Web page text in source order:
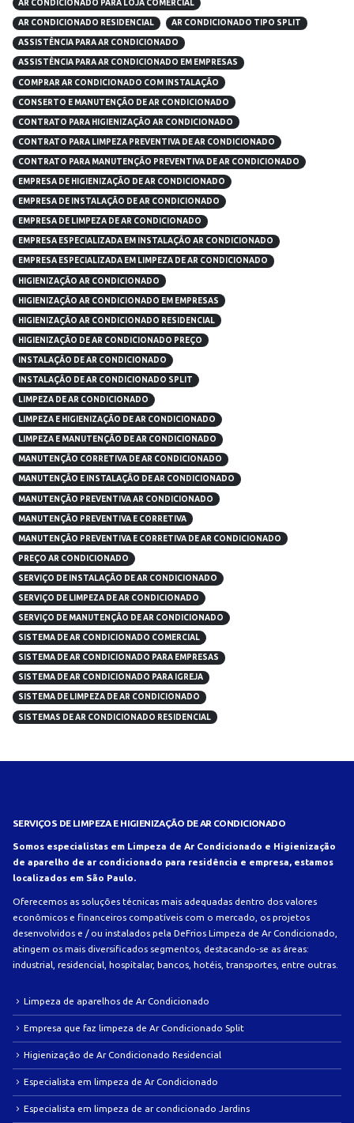
AR CONDICIONADO PARA LOJA COMERCIAL
AR CONDICIONADO RESIDENCIAL AR CONDICIONADO TIPO SPLIT
ASSISTÊNCIA PARA AR CONDICIONADO
ASSISTÊNCIA PARA AR CONDICIONADO EM EMPRESAS
COMPRAR AR CONDICIONADO COM INSTALAÇÃO
CONSERTO E MANUTENÇÃO DE AR CONDICIONADO
CONTRATO PARA HIGIENIZAÇÃO AR CONDICIONADO
CONTRATO PARA LIMPEZA PREVENTIVA DE AR CONDICIONADO
CONTRATO PARA MANUTENÇÃO PREVENTIVA DE AR CONDICIONADO
EMPRESA DE HIGIENIZAÇÃO DE AR CONDICIONADO
EMPRESA DE INSTALAÇÃO DE AR CONDICIONADO
EMPRESA DE LIMPEZA DE AR CONDICIONADO
EMPRESA ESPECIALIZADA EM INSTALAÇÃO AR CONDICIONADO
EMPRESA ESPECIALIZADA EM LIMPEZA DE AR CONDICIONADO
HIGIENIZAÇÃO AR CONDICIONADO
HIGIENIZAÇÃO AR CONDICIONADO EM EMPRESAS
HIGIENIZAÇÃO AR CONDICIONADO RESIDENCIAL
HIGIENIZAÇÃO DE AR CONDICIONADO PREÇO
INSTALAÇÃO DE AR CONDICIONADO
INSTALAÇÃO DE AR CONDICIONADO SPLIT
LIMPEZA DE AR CONDICIONADO
LIMPEZA E HIGIENIZAÇÃO DE AR CONDICIONADO
LIMPEZA E MANUTENÇÃO DE AR CONDICIONADO
MANUTENÇÃO CORRETIVA DE AR CONDICIONADO
MANUTENÇÃO E INSTALAÇÃO DE AR CONDICIONADO
MANUTENÇÃO PREVENTIVA AR CONDICIONADO
MANUTENÇÃO PREVENTIVA E CORRETIVA
MANUTENÇÃO PREVENTIVA E CORRETIVA DE AR CONDICIONADO
PREÇO AR CONDICIONADO
SERVIÇO DE INSTALAÇÃO DE AR CONDICIONADO
SERVIÇO DE LIMPEZA DE AR CONDICIONADO
SERVIÇO DE MANUTENÇÃO DE AR CONDICIONADO
SISTEMA DE AR CONDICIONADO COMERCIAL
SISTEMA DE AR CONDICIONADO PARA EMPRESAS
SISTEMA DE AR CONDICIONADO PARA IGREJA
SISTEMA DE LIMPEZA DE AR CONDICIONADO
SISTEMAS DE AR CONDICIONADO RESIDENCIAL
SERVIÇOS DE LIMPEZA E HIGIENIZAÇÃO DE AR CONDICIONADO
Somos especialistas em Limpeza de Ar Condicionado e Higienização
de aparelho de ar condicionado para residência e empresa, estamos
localizados em São Paulo.
Oferecemos as soluções técnicas mais adequadas dentro dos valores
econômicos e financeiros compatíveis com o mercado, os projetos
desenvolvidos e / ou instalados pela DeFrios Limpeza de Ar Condicionado,
atingem os mais diversificados segmentos, destacando-se as áreas:
industrial, residencial, hospitalar, bancos, hotéis, transportes, entre outras.
Limpeza de aparelhos de Ar Condicionado
Empresa que faz limpeza de Ar Condicionado Split
Higienização de Ar Condicionado Residencial
Especialista em limpeza de Ar Condicionado
Especialista em limpeza de ar condicionado Jardins